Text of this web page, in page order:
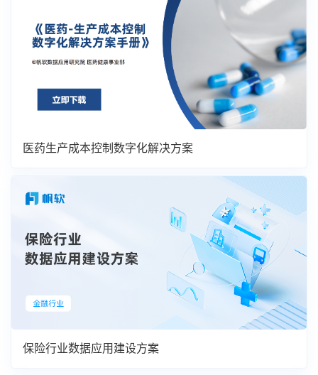
医药生产成本控制数字化解决方案
保险行业数据应用建设方案